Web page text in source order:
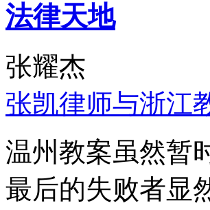
法律天地
张耀杰
张凯律师与浙江
温州教案虽然暂
最后的失败者显